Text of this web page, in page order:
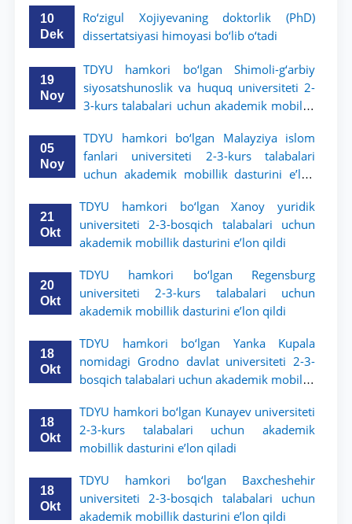
10
Dek
Ro‘zigul Xojiyevaning doktorlik (PhD)
dissertatsiyasi himoyasi bo‘lib o‘tadi
19
Noy
TDYU hamkori bo‘lgan Shimoli-g‘arbiy
siyosatshunoslik va huquq universiteti 2-
3-kurs talabalari uchun akademik mobillik
05
Noy
TDYU hamkori bo‘lgan Malayziya islom
fanlari universiteti 2-3-kurs talabalari
uchun akademik mobillik dasturini e’lon
21
Okt
TDYU hamkori bo‘lgan Xanoy yuridik
universiteti 2-3-bosqich talabalari uchun
akademik mobillik dasturini e’lon qildi
20
Okt
TDYU hamkori bo‘lgan Regensburg
universiteti 2-3-kurs talabalari uchun
akademik mobillik dasturini e’lon qildi
18
Okt
TDYU hamkori bo‘lgan Yanka Kupala
nomidagi Grodno davlat universiteti 2-3-
bosqich talabalari uchun akademik mobillik
18
Okt
TDYU hamkori bo‘lgan Kunayev universiteti
2-3-kurs talabalari uchun akademik
mobillik dasturini e’lon qiladi
18
Okt
TDYU hamkori bo‘lgan Baxcheshehir
universiteti 2-3-bosqich talabalari uchun
akademik mobillik dasturini e’lon qildi